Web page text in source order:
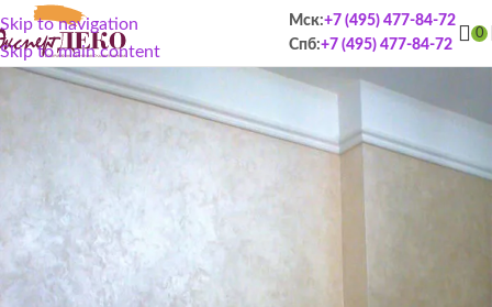
Skip to navigation
Skip to main content
Мск:+7 (495) 477-84-72
Спб:+7 (495) 477-84-72
0